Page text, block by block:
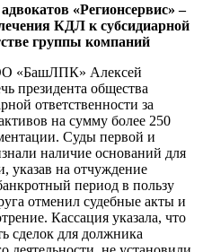
«Регионсервис» –
КДЛ к субсидиарной
группы компаний
«БашЛПК» Алексей
президента общества
ответственности за
на сумму более 250
Суды первой и
наличие оснований для
указав на отчуждение
период в пользу
отменил судебные акты и
Кассация указала, что
сделок для должника